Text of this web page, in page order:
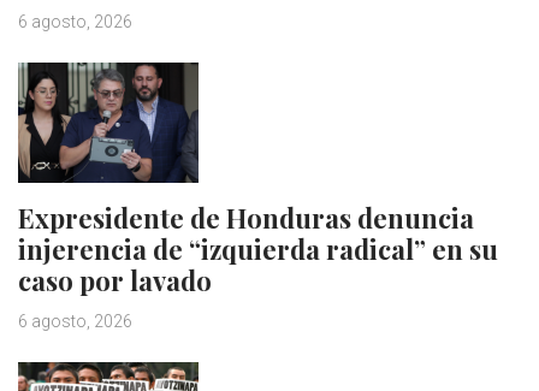
6 agosto, 2026
Expresidente de Honduras denuncia
injerencia de “izquierda radical” en su
caso por lavado
6 agosto, 2026